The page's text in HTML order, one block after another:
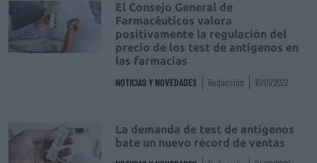
El Consejo General de
Farmacéuticos valora
positivamente la regulación del
precio de los test de antígenos en
las farmacias
NOTICIAS Y NOVEDADES Redacción 10/01/2022
La demanda de test de antígenos
bate un nuevo récord de ventas